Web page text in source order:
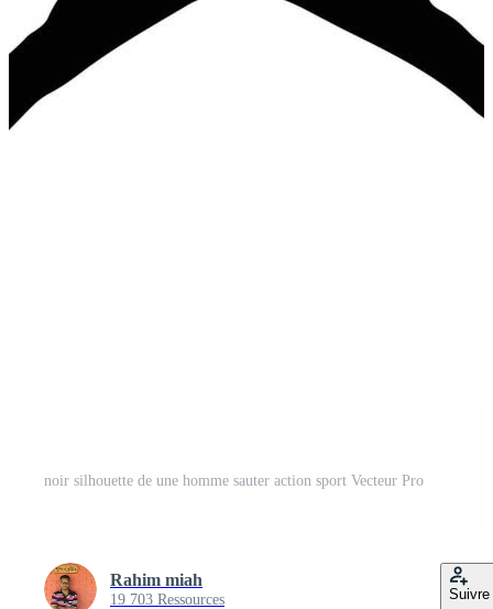
noir silhouette de une homme sauter action sport Vecteur Pro
Rahim miah
19 703 Ressources Suivre